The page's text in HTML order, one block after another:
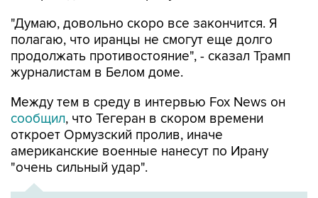
"Думаю, довольно скоро все закончится. Я
полагаю, что иранцы не смогут еще долго
продолжать противостояние", - сказал Трамп
журналистам в Белом доме.
Между тем в среду в интервью Fox News он
сообщил, что Тегеран в скором времени
откроет Ормузский пролив, иначе
американские военные нанесут по Ирану
"очень сильный удар".